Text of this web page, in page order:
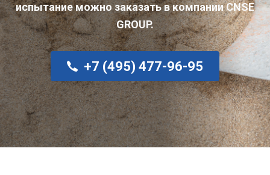
испытание можно заказать в компании CNSE
GROUP.
+7 (495) 477-96-95